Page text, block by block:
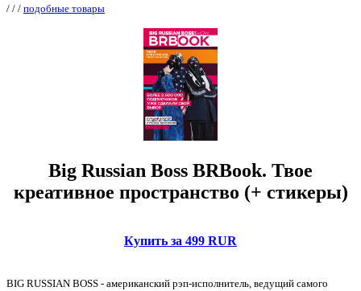
/ / / подобные товары
Big Russian Boss BRBook. Твое
креативное пространство (+ стикеры)
Купить за 499 RUR
BIG RUSSIAN BOSS - американский рэп-исполнитель, ведущий самого